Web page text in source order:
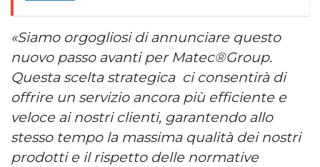
«Siamo orgogliosi di annunciare questo
nuovo passo avanti per Matec®Group.
Questa scelta strategica ci consentirà di
offrire un servizio ancora più efficiente e
veloce ai nostri clienti, garantendo allo
stesso tempo la massima qualità dei nostri
prodotti e il rispetto delle normative